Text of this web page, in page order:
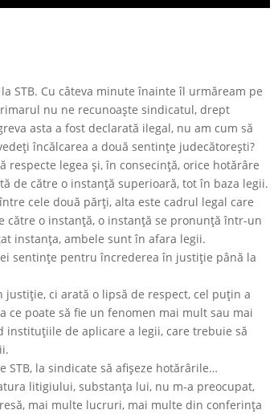
STB. Cu câteva minute înainte îl urmăream pe
nu ne recunoaşte sindicatul, drept
asta a fost declarată ilegal, nu am cum să
încălcarea a două sentinţe judecătoreşti?
legea şi, în consecinţă, orice hotărâre
de către o instanţă superioară, tot în baza legii.
cele două părţi, alta este cadrul legal care
către o instanţă, o instanţă se pronunţă într-un
instanţa, ambele sunt în afara legii.
sentinţe pentru încrederea în justiţie până la
ci arată o lipsă de respect, cel puţin a
poate să fie un fenomen mai mult sau mai
de aplicare a legii, care trebuie să
STB, la sindicate să afişeze hotărârile…
litigiului, substanţa lui, nu m-a preocupat,
mai multe lucruri, mai multe din conferinţa